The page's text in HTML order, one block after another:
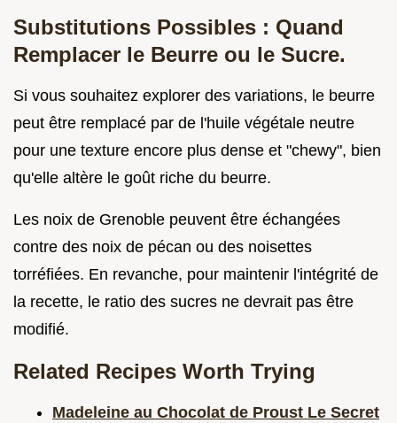
Substitutions Possibles : Quand
Remplacer le Beurre ou le Sucre.
Si vous souhaitez explorer des variations, le beurre
peut être remplacé par de l'huile végétale neutre
pour une texture encore plus dense et "chewy", bien
qu'elle altère le goût riche du beurre.
Les noix de Grenoble peuvent être échangées
contre des noix de pécan ou des noisettes
torréfiées. En revanche, pour maintenir l'intégrité de
la recette, le ratio des sucres ne devrait pas être
modifié.
Related Recipes Worth Trying
Madeleine au Chocolat de Proust Le Secret